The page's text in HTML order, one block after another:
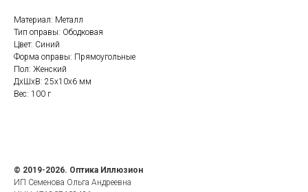
Материал: Металл
Тип оправы: Ободковая
Цвет: Синий
Форма оправы: Прямоугольные
Пол: Женский
ДxШxВ: 25x10x6 мм
Вес: 100 г
© 2019-2026. Оптика Иллюзион
ИП Семенова Ольга Андреевна